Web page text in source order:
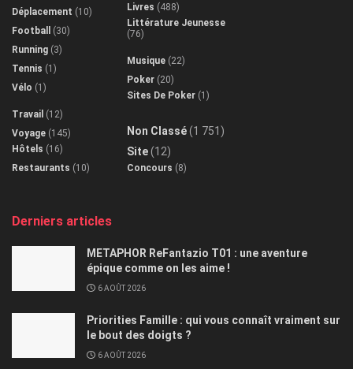
Déplacement (10)
Football
(30)
Running (3)
Tennis (1)
Vélo (1)
Travail (12)
Voyage (145)
Hôtels (16)
Restaurants (10)
Livres (488)
Littérature Jeunesse
(76)
Musique (22)
Poker (20)
Sites De Poker (1)
Non Classé(1 751)
Site(12)
Concours (8)
Derniers articles
METAPHOR ReFantazio T01 : une aventure
épique comme on les aime !
6 AOÛT 2026
Priorities Famille : qui vous connaît vraiment sur
le bout des doigts ?
6 AOÛT 2026